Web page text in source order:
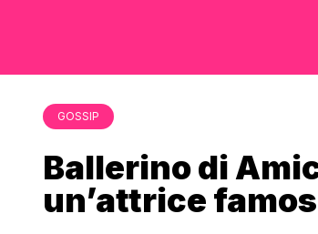
GOSSIP
Ballerino di
un’attrice